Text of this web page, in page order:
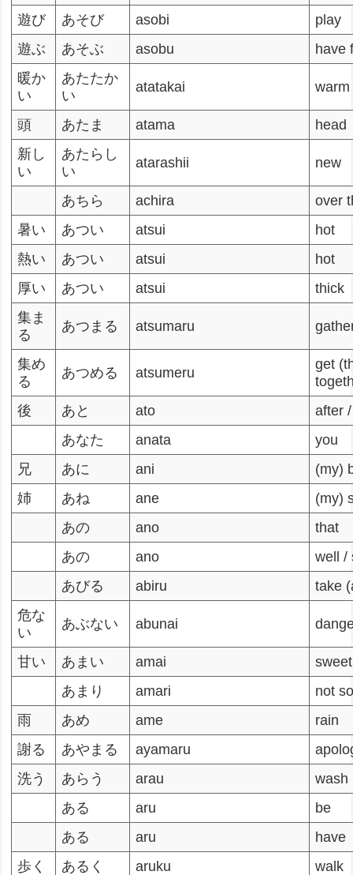
遊び
あそび asobi
play
遊ぶ
あそぶ asobu
have
暖か
い
あたたか
い
atatakai warm
頭 あたま atama
head
新し
い
あたらし
い
atarashii new
あちら achira
over
暑い
あつい atsui
hot
熱い
あつい atsui
hot
厚い
あつい atsui
thick
集ま
る
あつまる atsumaru
集め
る
あつめる atsumeru
get
後
あと ato
after
あなた
anata
you
兄
あに ani
(my)
姉
あね ane
(my)
あの
ano
that
あの
ano
well /
あびる
abiru
take
危な
い
あぶない abunai
甘い あまい amai
sweet
あまり
amari
not
雨
あめ ame
rain
謝る
あやまる ayamaru
洗う
あらう arau
wash
ある
aru
be
ある
aru
have
歩く
あるく aruku
walk